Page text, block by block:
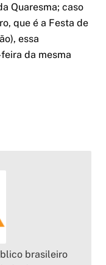
Quaresma; caso
que é a Festa de
essa
da mesma
brasileiro